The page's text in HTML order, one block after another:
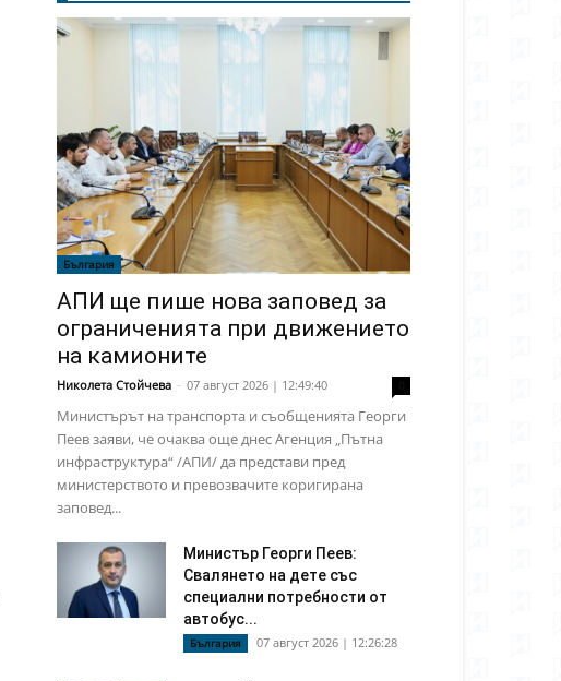
България
АПИ ще пише нова заповед за
ограниченията при движението
на камионите
Николета Стойчева - 07 август 2026 | 12:49:40
Министърът на транспорта и съобщенията Георги
Пеев заяви, че очаква още днес Агенция „Пътна
инфраструктура“ /АПИ/ да представи пред
министерството и превозвачите коригирана
заповед...
Министър Георги Пеев:
Свалянето на дете със
специални потребности от
автобус...
България 07 август 2026 | 12:26:28